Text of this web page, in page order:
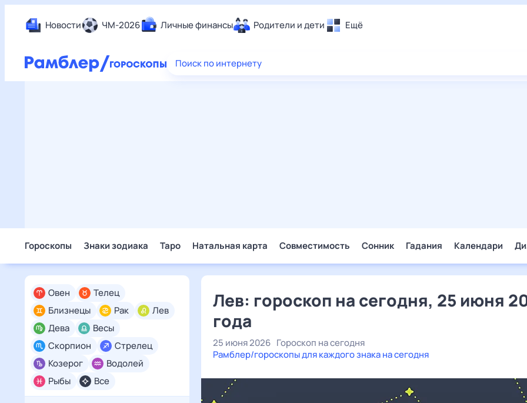
Новости ЧМ-2026 Личные финансы Родители и дети Ещё
Еда
Поиск по интернету
Гороскопы Знаки зодиака Таро Натальная карта Совместимость Сонник Гадания Календари
Все
Овен
Телец
Близнецы
Рак
Лев
Дева
Весы
Скорпион
Стрелец
Козерог
Водолей
Рыбы
Лев: гороскоп на сегодня, 25 июня
года
25 июня 2026 Гороскоп на сегодня
Рамблер/гороскопы для каждого знака на сегодня